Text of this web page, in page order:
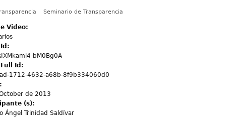
Seminario de Transparencia
Video:
bM0Bg0A
Id:
1712-4632-a68b-8f9b334060d0
de 2013
(s):
Ángel Trinidad Saldívar